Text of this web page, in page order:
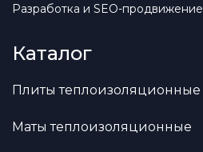
Разработка и SEO-продвижение
Каталог
Плиты теплоизоляционные
Маты теплоизоляционные